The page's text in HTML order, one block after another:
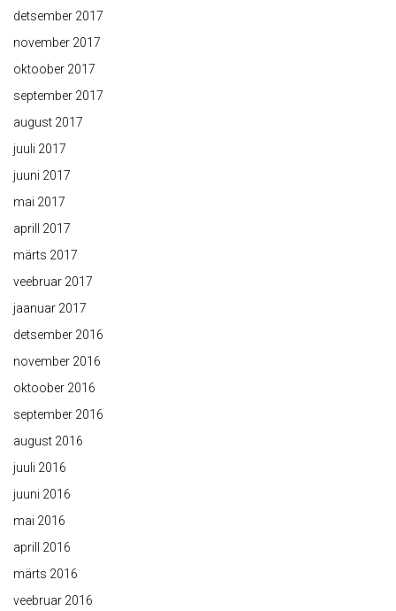
detsember 2017
november 2017
oktoober 2017
september 2017
august 2017
juuli 2017
juuni 2017
mai 2017
aprill 2017
märts 2017
veebruar 2017
jaanuar 2017
detsember 2016
november 2016
oktoober 2016
september 2016
august 2016
juuli 2016
juuni 2016
mai 2016
aprill 2016
märts 2016
veebruar 2016